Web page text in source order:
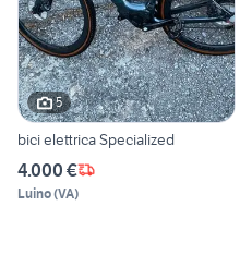
5
bici elettrica Specialized
4.000 €
Luino(VA)